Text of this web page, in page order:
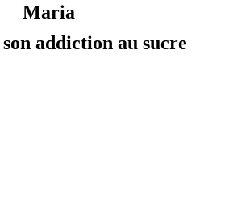
Maria
addiction au sucre